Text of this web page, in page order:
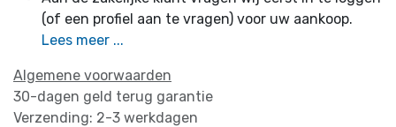
(of een profiel aan te vragen) voor uw aankoop.
Lees meer ...
Algemene voorwaarden
30-dagen geld terug garantie
Verzending: 2-3 werkdagen